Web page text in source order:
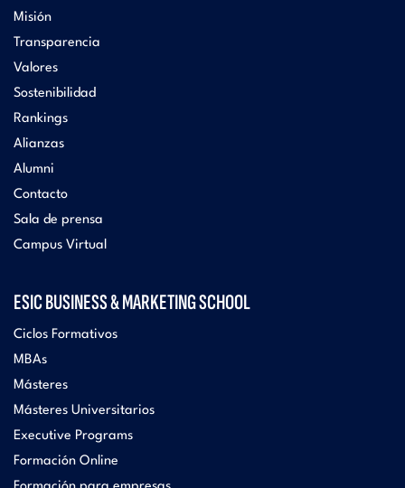
Misión
Transparencia
Valores
Sostenibilidad
Rankings
Alianzas
Alumni
Contacto
Sala de prensa
Campus Virtual
ESIC BUSINESS & MARKETING SCHOOL
Ciclos Formativos
MBAs
Másteres
Másteres Universitarios
Executive Programs
Formación Online